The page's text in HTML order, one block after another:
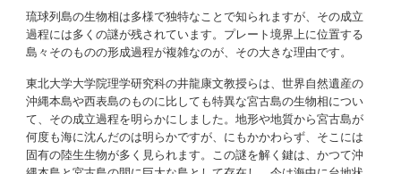
琉球列島の生物相は多様で独特なことで知られますが、その成立
過程には多くの謎が残されています。プレート境界上に位置する
島々そのものの形成過程が複雑なのが、その大きな理由です。
東北大学大学院理学研究科の井龍康文教授らは、世界自然遺産の
沖縄本島や西表島のものに比しても特異な宮古島の生物相につい
て、その成立過程を明らかにしました。地形や地質から宮古島が
何度も海に沈んだのは明らかですが、にもかかわらず、そこには
固有の陸生生物が多く見られます。この謎を解く鍵は、かつて沖